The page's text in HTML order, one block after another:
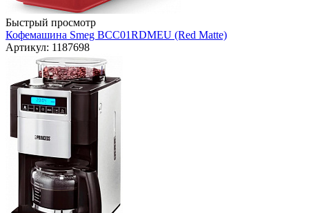
Быстрый просмотр
Кофемашина Smeg BCC01RDMEU (Red Matte)
Артикул: 1187698